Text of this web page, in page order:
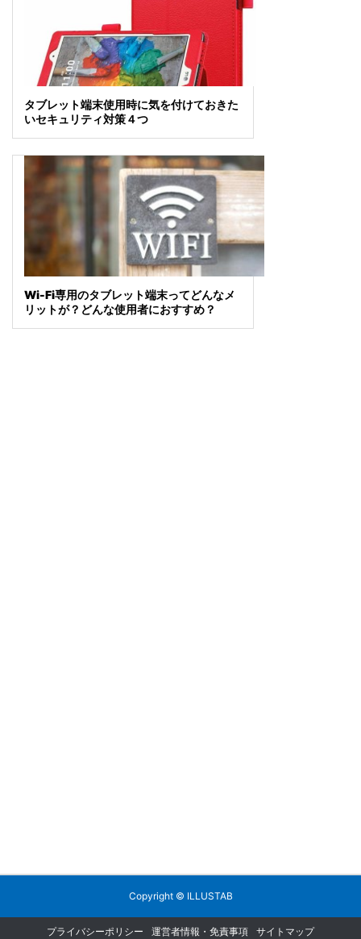
タブレット端末使用時に気を付けておきた
いセキュリティ対策４つ
Wi-Fi専用のタブレット端末ってどんなメ
リットが？どんな使用者におすすめ？
Copyright © ILLUSTAB
プライバシーポリシー 運営者情報・免責事項 サイトマップ